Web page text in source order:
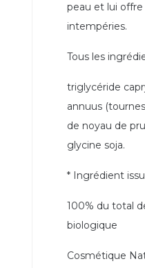
peau et lui
intempéries.
Tous les
triglycéride
annuus
de noyau de
glycine soja.
* Ingrédient
100% du total
biologique
Cosmétique